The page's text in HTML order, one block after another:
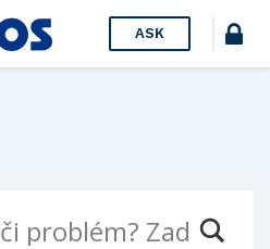
ASK